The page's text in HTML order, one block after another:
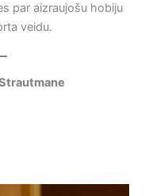
par aizraujošu hobiju
veidu.